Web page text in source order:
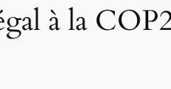
à la